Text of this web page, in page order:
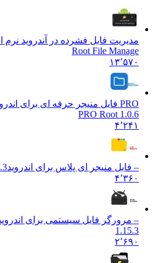
مدیریت فایل فشرده در آندروید نرم افزار
Root File Manage
۱۳٬۵۷۰
PRO Root 1.0.6
– فایل منیجر ای پلاس برای اندروید Pro 1.3
– مرورگر فایل سیستمی برای اندروید